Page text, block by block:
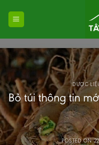
DƯỢC
Bỏ túi thông tin
POSTED ON